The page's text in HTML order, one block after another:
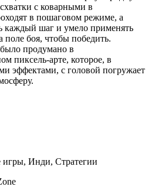
с коварными в
в пошаговом режиме, а
каждый шаг и умело применять
поле боя, чтобы победить.
продумано в
пиксель-арте, которое, в
эффектами, с головой погружает
Инди, Стратегии